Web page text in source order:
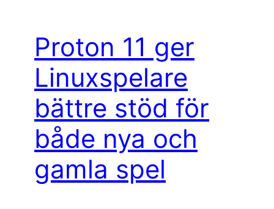
Proton 11 ger
Linuxspelare
bättre stöd för
både nya och
gamla spel